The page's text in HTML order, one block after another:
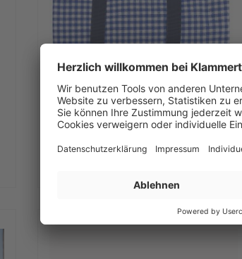
Picknickdecke - Vichy